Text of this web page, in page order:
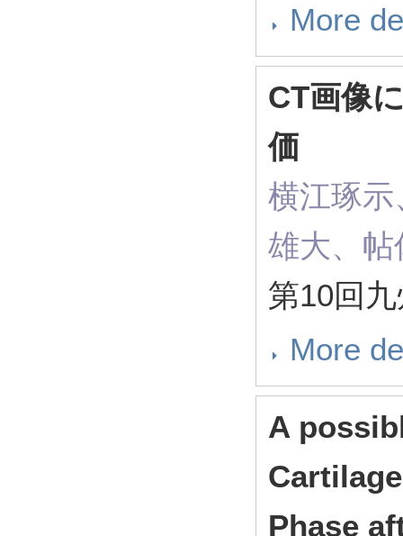
More
CT画像
価
横江琢
雄大、帖
第10回
More
A
Phase